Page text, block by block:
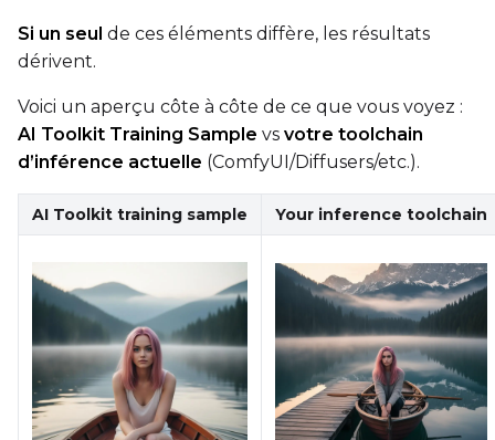
Si un seul de ces éléments diffère, les résultats
dérivent.
Voici un aperçu côte à côte de ce que vous voyez :
AI Toolkit Training Sample vs votre toolchain
d’inférence actuelle (ComfyUI/Diffusers/etc.).
AI Toolkit training sample Your inference toolchain